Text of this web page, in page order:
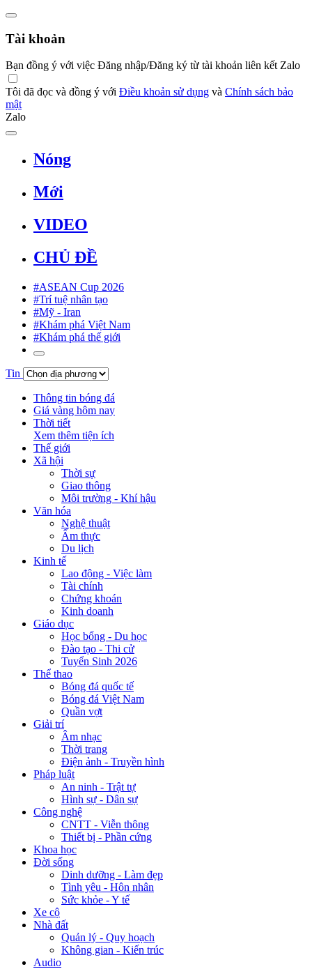
Tài khoản
Bạn đồng ý với việc Đăng nhập/Đăng ký từ tài khoản liên kết Zalo
Tôi đã đọc và đồng ý với Điều khoản sử dụng và Chính sách bảo
mật
Zalo
Nóng
Mới
VIDEO
CHỦ ĐỀ
#ASEAN Cup 2026
#Trí tuệ nhân tạo
#Mỹ - Iran
#Khám phá Việt Nam
#Khám phá thế giới
Tin
Thông tin bóng đá
Giá vàng hôm nay
Thời tiết
Xem thêm tiện ích
Thế giới
Xã hội
Thời sự
Giao thông
Môi trường - Khí hậu
Văn hóa
Nghệ thuật
Ẩm thực
Du lịch
Kinh tế
Lao động - Việc làm
Tài chính
Chứng khoán
Kinh doanh
Giáo dục
Học bổng - Du học
Đào tạo - Thi cử
Tuyển Sinh 2026
Thể thao
Bóng đá quốc tế
Bóng đá Việt Nam
Quần vợt
Giải trí
Âm nhạc
Thời trang
Điện ảnh - Truyền hình
Pháp luật
An ninh - Trật tự
Hình sự - Dân sự
Công nghệ
CNTT - Viễn thông
Thiết bị - Phần cứng
Khoa học
Đời sống
Dinh dưỡng - Làm đẹp
Tình yêu - Hôn nhân
Sức khỏe - Y tế
Xe cộ
Nhà đất
Quản lý - Quy hoạch
Không gian - Kiến trúc
Audio